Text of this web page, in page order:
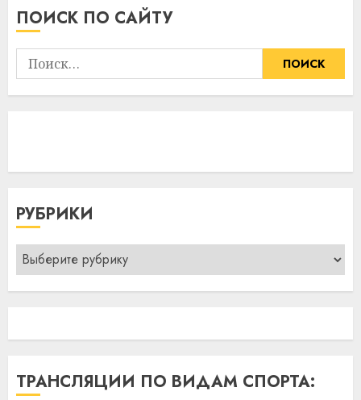
ПОИСК ПО САЙТУ
Найти:
РУБРИКИ
Рубрики
ТРАНСЛЯЦИИ ПО ВИДАМ СПОРТА: